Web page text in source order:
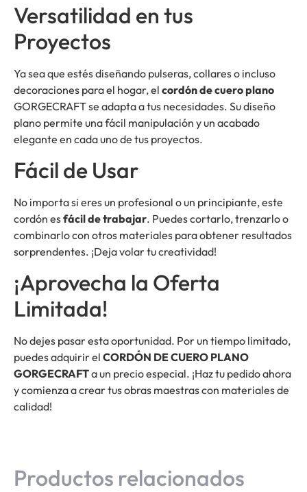
Versatilidad en tus
Proyectos
Ya sea que estés diseñando pulseras, collares o incluso
decoraciones para el hogar, el cordón de cuero plano
GORGECRAFT se adapta a tus necesidades. Su diseño
plano permite una fácil manipulación y un acabado
elegante en cada uno de tus proyectos.
Fácil de Usar
No importa si eres un profesional o un principiante, este
cordón esfácil de trabajar. Puedes cortarlo, trenzarlo o
combinarlo con otros materiales para obtener resultados
sorprendentes. ¡Deja volar tu creatividad!
¡Aprovecha la Oferta
Limitada!
No dejes pasar esta oportunidad. Por un tiempo limitado,
puedes adquirir el CORDÓN DE CUERO PLANO
GORGECRAFTa un precio especial. ¡Haz tu pedido ahora
y comienza a crear tus obras maestras con materiales de
calidad!
Productos relacionados